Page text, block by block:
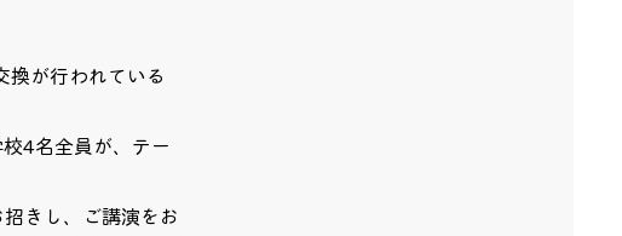
換が行われている
4名全員が、テー
きし、ご講演をお